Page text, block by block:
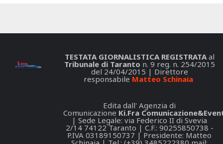
TESTATA GIORNALISTICA REGISTRATAal
Tribunale di Taranto n. 9 reg. n. 254/2015
del 24/04/2015 | Direttore
responsabile Matteo Schinaia
Edita dall' Agenzia di
Comunicazione Ki.Fra
| Sede Legale: via Federico II di Svevia
2/14 74122 Taranto | C.F.: 90255850738 -
P.IVA 03189150737 | Presidente: Matteo